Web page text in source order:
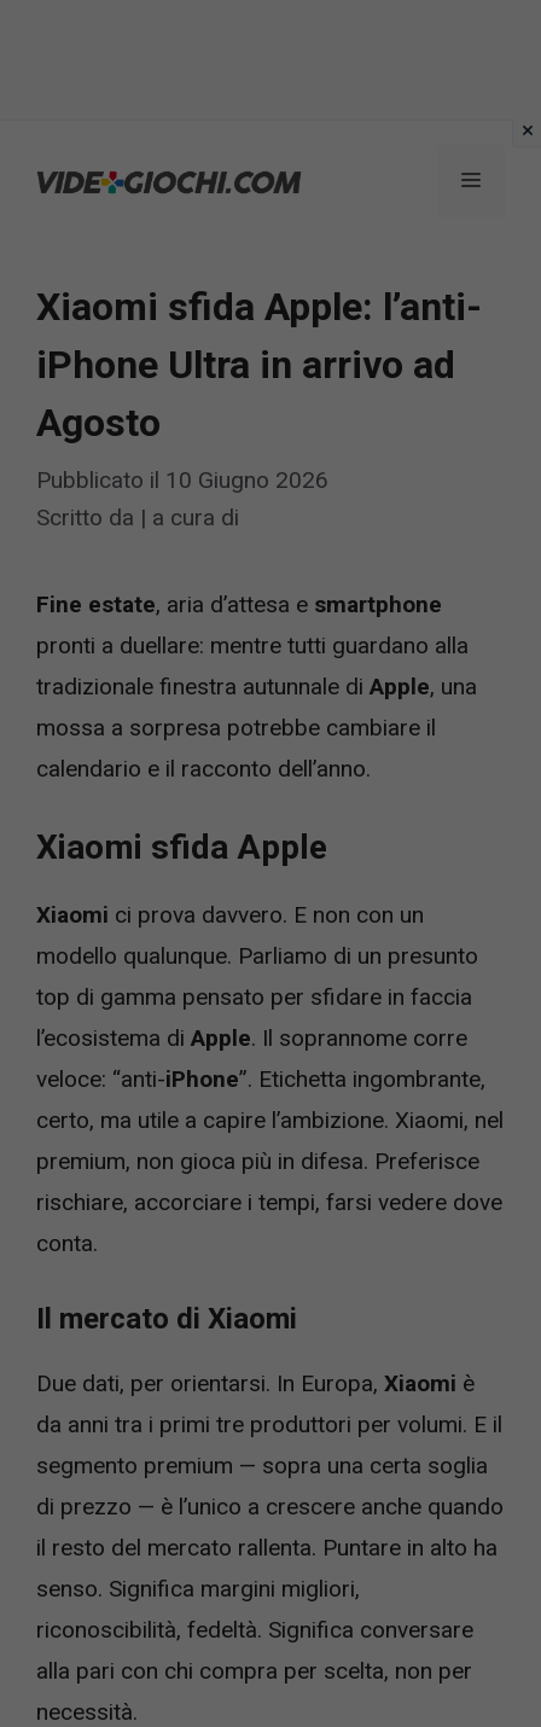
Menu
Xiaomi sfida Apple: l’anti-
iPhone Ultra in arrivo ad
Agosto
Pubblicato il 10 Giugno 2026
Scritto da | a cura di
Fine estate, aria d’attesa e smartphone
pronti a duellare: mentre tutti guardano alla
tradizionale finestra autunnale di Apple, una
mossa a sorpresa potrebbe cambiare il
calendario e il racconto dell’anno.
Xiaomi sfida Apple
Xiaomi ci prova davvero. E non con un
modello qualunque. Parliamo di un presunto
top di gamma pensato per sfidare in faccia
l’ecosistema di Apple. Il soprannome corre
veloce: “anti-iPhone”. Etichetta ingombrante,
certo, ma utile a capire l’ambizione. Xiaomi, nel
premium, non gioca più in difesa. Preferisce
rischiare, accorciare i tempi, farsi vedere dove
conta.
Il mercato di Xiaomi
Due dati, per orientarsi. In Europa, Xiaomi è
da anni tra i primi tre produttori per volumi. E il
segmento premium — sopra una certa soglia
di prezzo — è l’unico a crescere anche quando
il resto del mercato rallenta. Puntare in alto ha
senso. Significa margini migliori,
riconoscibilità, fedeltà. Significa conversare
alla pari con chi compra per scelta, non per
necessità.